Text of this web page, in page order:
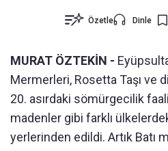
Özetle Dinle
MURAT ÖZTEKİN -
Mermerleri, Rosetta Taşı ve
20. asırdaki sömürgecilik
madenler gibi farklı
yerlerinden edildi. Artık Batı